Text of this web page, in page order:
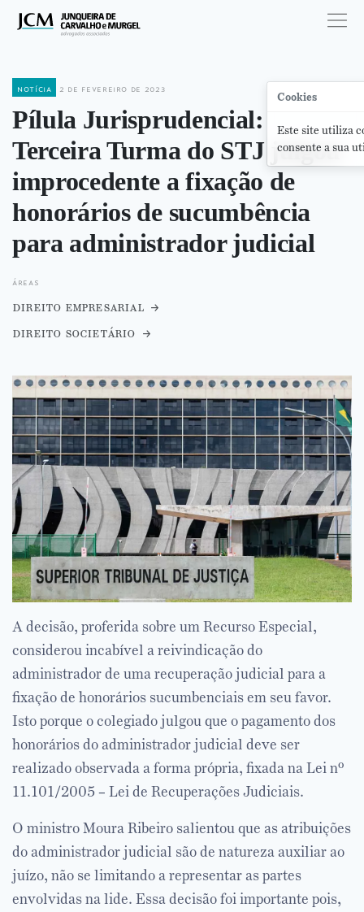
notícia 2 de fevereiro de 2023
Pílula Jurisprudencial:
Terceira Turma do STJ julgou
improcedente a fixação de
honorários de sucumbência
para administrador judicial
áreas
direito empresarial
direito societário
A decisão, proferida sobre um Recurso Especial,
considerou incabível a reivindicação do
administrador de uma recuperação judicial para a
fixação de honorários sucumbenciais em seu favor.
Isto porque o colegiado julgou que o pagamento dos
honorários do administrador judicial deve ser
realizado observada a forma própria, fixada na Lei nº
11.101/2005 – Lei de Recuperações Judiciais.
O ministro Moura Ribeiro salientou que as atribuições
do administrador judicial são de natureza auxiliar ao
juízo, não se limitando a representar as partes
envolvidas na lide. Essa decisão foi importante pois,
Cookies
Este site utiliza
consente a sua